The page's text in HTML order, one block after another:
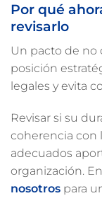
Por qué
revisarlo
Un pacto de no
posición
legales y evita
Revisar si su
coherencia con
adecuados
organización.
nosotros para